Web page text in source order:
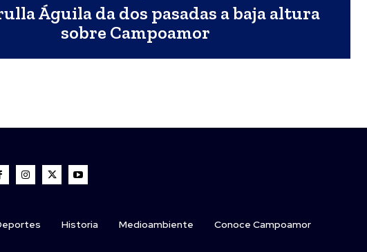
Águila da dos pasadas a baja altura
sobre Campoamor
Historia Medioambiente Conoce Campoamor